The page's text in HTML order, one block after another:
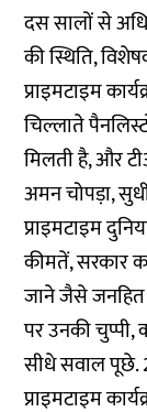
दस सालों से
की स्थिति,
प्राइमटाइम
चिल्लाते
मिलती है, और
अमन चोपड़ा,
प्राइमटाइम
कीमतें, सरकार
जाने जैसे जनहित
पर उनकी चुप्पी,
सीधे सवाल पूछे.
प्राइमटाइम